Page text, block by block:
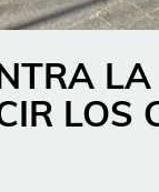
LOS